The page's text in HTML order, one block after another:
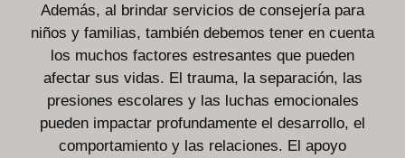
Además, al brindar servicios de consejería para
niños y familias, también debemos tener en cuenta
los muchos factores estresantes que pueden
afectar sus vidas. El trauma, la separación, las
presiones escolares y las luchas emocionales
pueden impactar profundamente el desarrollo, el
comportamiento y las relaciones. El apoyo